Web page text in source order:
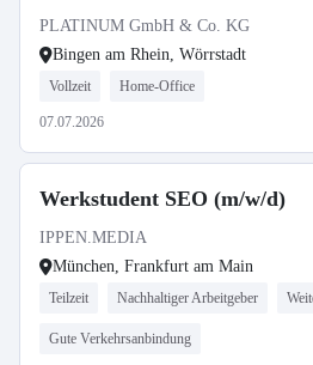
PLATINUM GmbH & Co. KG
Bingen am Rhein, Wörrstadt
Vollzeit Home-Office
07.07.2026
Werkstudent SEO (m/w/d)
IPPEN.MEDIA
München, Frankfurt am Main
Teilzeit Nachhaltiger Arbeitgeber
Gute Verkehrsanbindung